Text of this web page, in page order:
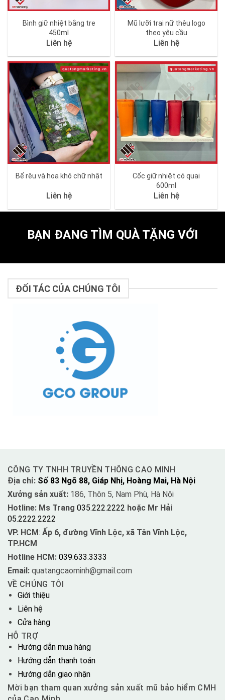
Bình giữ nhiệt bằng tre
450ml
Liên hệ
Mũ lưỡi trai nữ thêu logo
theo yêu cầu
Liên hệ
Bể rêu và hoa khô chữ nhật
Liên hệ
Cốc giữ nhiệt có quai
600ml
Liên hệ
BẠN ĐANG TÌM QUÀ TẶNG VỚI
ĐỐI TÁC CỦA CHÚNG TÔI
CÔNG TY TNHH TRUYỀN THÔNG CAO MINH
Địa chỉ: Số 83 Ngõ 88, Giáp Nhị, Hoàng Mai, Hà Nội
Xưởng sản xuất: 186, Thôn 5, Nam Phù, Hà Nội
Hotline: Ms Trang 035.222.2222 hoặc Mr Hải
05.2222.2222
VP. HCM: Ấp 6, đường Vĩnh Lộc, xã Tân Vĩnh Lộc,
TP.HCM
Hotline HCM: 039.633.3333
Email: quatangcaominh@gmail.com
VỀ CHÚNG TÔI
Giới thiệu
Liên hệ
Cửa hàng
HỖ TRỢ
Hướng dẫn mua hàng
Hướng dẫn thanh toán
Hướng dẫn giao nhận
Mời bạn tham quan xưởng sản xuất mũ bảo hiểm CMH